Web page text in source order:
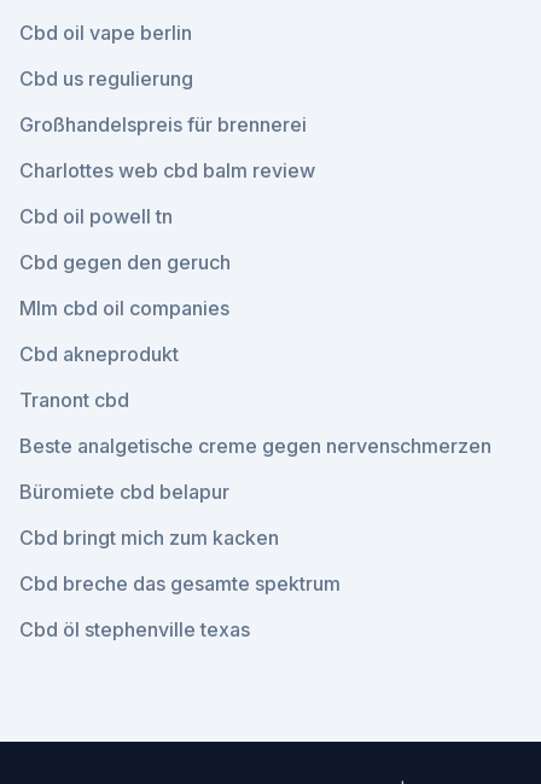
Cbd oil vape berlin
Cbd us regulierung
Großhandelspreis für brennerei
Charlottes web cbd balm review
Cbd oil powell tn
Cbd gegen den geruch
Mlm cbd oil companies
Cbd akneprodukt
Tranont cbd
Beste analgetische creme gegen nervenschmerzen
Büromiete cbd belapur
Cbd bringt mich zum kacken
Cbd breche das gesamte spektrum
Cbd öl stephenville texas